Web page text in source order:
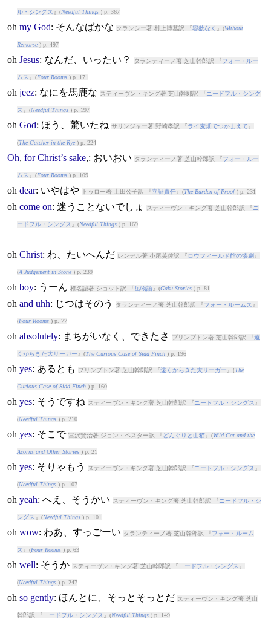
ル・シングス 』(Needful Things) p. 367
oh my God: そんなばかな クランシー著 村上博基訳 『容赦なく 』(Without
Remorse) p. 497
oh Jesus: なんだ、いったい？ タランティーノ著 芝山幹郎訳 『フォー・ルー
ムス 』(Four Rooms) p. 171
oh jeez: なにを馬鹿な スティーヴン・キング著 芝山幹郎訳 『 ニードフル・シング
ス 』(Needful Things) p. 197
oh God: ほう、驚いたね サリンジャー著 野崎孝訳 『ライ麦畑でつかまえて 』
(The Catcher in the Rye) p. 224
Oh, for Christ’s sake,: おいおい タランティーノ著 芝山幹郎訳 『フォー・ルー
ムス 』(Four Rooms) p. 109
oh dear: いやはや トゥロー著 上田公子訳 『立証責任』(The Burden of Proof) p. 231
oh come on: 迷うことないでしょ スティーヴン・キング著 芝山幹郎訳 『 ニ
ードフル・シングス 』(Needful Things) p. 169
oh Christ: わ、たいへんだ レンデル著 小尾芙佐訳 『 ロウフィールド館の惨劇 』
(A Judgement in Stone) p. 239
oh boy: うーん 椎名誠著 ショット訳 『岳物語』(Gaku Stories) p. 81
oh and uhh: じつはそのう タランティーノ著 芝山幹郎訳 『フォー・ルームス 』
(Four Rooms) p. 77
oh absolutely: まちがいなく、できたさ プリンプトン著 芝山幹郎訳 『遠
くからきた大リーガー 』(The Curious Case of Sidd Finch) p. 196
oh yes: あるとも プリンプトン著 芝山幹郎訳 『遠くからきた大リーガー 』(The
Curious Case of Sidd Finch) p. 160
oh yes: そうですね スティーヴン・キング著 芝山幹郎訳 『 ニードフル・シングス 』
(Needful Things) p. 210
oh yes: そこで 宮沢賢治著 ジョン・ベスター訳 『どんぐりと山猫』(Wild Cat and the
Acorns and Other Stories) p. 21
oh yes: そりゃもう スティーヴン・キング著 芝山幹郎訳 『 ニードフル・シングス 』
(Needful Things) p. 107
oh yeah: へえ、そうかい スティーヴン・キング著 芝山幹郎訳 『 ニードフル・シ
ングス 』(Needful Things) p. 101
oh wow: わあ、すっごーい タランティーノ著 芝山幹郎訳 『フォー・ルーム
ス 』(Four Rooms) p. 63
oh well: そうか スティーヴン・キング著 芝山幹郎訳 『 ニードフル・シングス 』
(Needful Things) p. 247
oh so gently: ほんとに、そっとそっとだ スティーヴン・キング著 芝山
幹郎訳 『 ニードフル・シングス 』(Needful Things) p. 149